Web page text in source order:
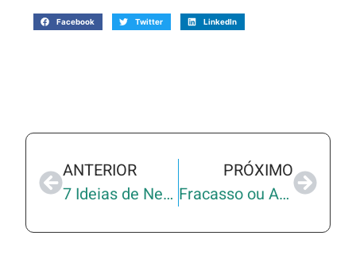
Facebook Twitter LinkedIn
ANTERIOR
7 Ideias de Negócios Digitais Promissores para 2025
PRÓXIMO
Fracasso ou Aprendizado? Como Transformar Erros em Oportunidades no Empreendedorismo